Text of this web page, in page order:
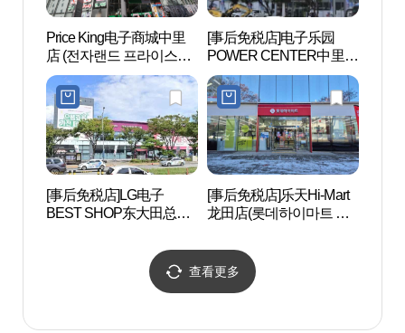
Price King电子商城中里
店 (전자랜드 프라이스킹
중리점)
[事后免税店]电子乐园
POWER CENTER中里店
(전자랜드 파워센터 중리
점)
[事后免税店]LG电子
BEST SHOP东大田总店
[事后免税店]乐天Hi-Mart
龙田店(롯데하이마트 용
查看更多